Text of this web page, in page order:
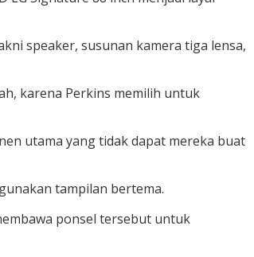
speaker, susunan kamera tiga lensa,
karena Perkins memilih untuk
utama yang tidak dapat mereka buat
tampilan bertema.
ponsel tersebut untuk